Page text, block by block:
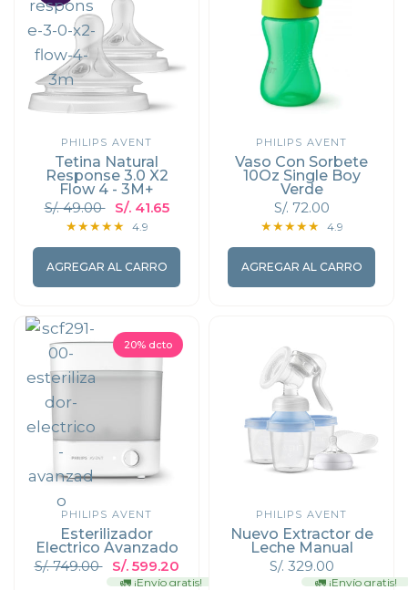
PHILIPS AVENT
Tetina Natural
Response 3.0 X2
Flow 4 - 3M+
S/. 49.00
S/. 41.65
4.9
AGREGAR AL CARRO
PHILIPS AVENT
Vaso Con Sorbete
10Oz Single Boy
Verde
S/. 72.00
4.9
AGREGAR AL CARRO
20% dcto
PHILIPS AVENT
Esterilizador
Electrico Avanzado
S/. 749.00
S/. 599.20
🚛 ¡Envío gratis!
PHILIPS AVENT
Nuevo Extractor de
Leche Manual
S/. 329.00
🚛 ¡Envío gratis!